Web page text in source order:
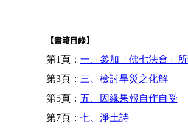
【書籍目錄】
第1頁： 一、參加「佛七法會」
第3頁： 三、檢討旱災之化解
第5頁： 五、因緣果報自作自受
第7頁： 七、淨土詩